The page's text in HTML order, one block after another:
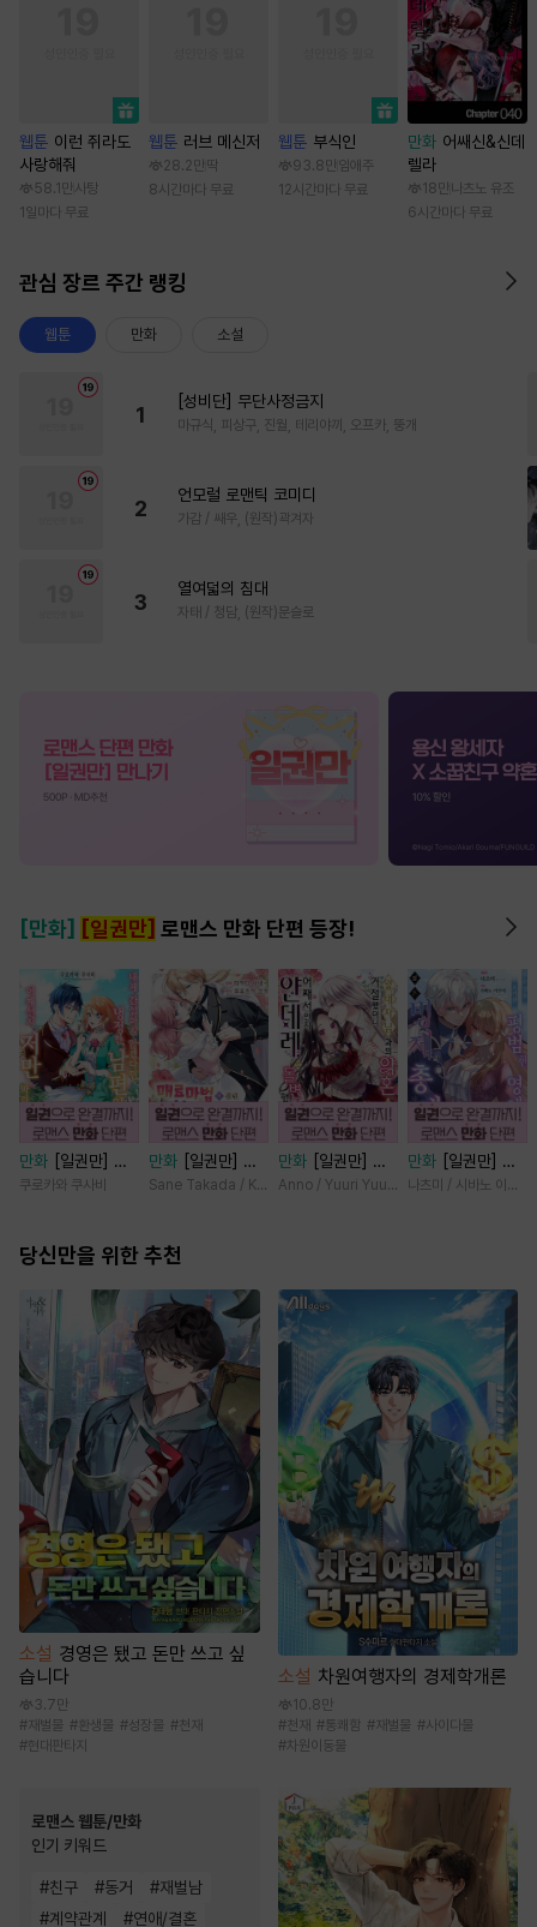
웹툰 이런 쥐라도
사랑해줘
58.1만 사탕
1일마다 무료
웹툰 러브 메신저
28.2만 딱
8시간마다 무료
웹툰 부식인
93.8만 임애주
12시간마다 무료
만화 어쌔신&신데
렐라
18만 나츠노 유조
6시간마다 무료
관심 장르 주간 랭킹
웹툰 만화 소설
1
[성비단] 무단사정금지
마규식, 피상구, 진월, 테리야끼, 오프카, 뚱개
2
언모럴 로맨틱 코미디
가감 / 쌔우, (원작)곽겨자
3
열여덟의 침대
자태 / 청담, (원작)문슬로
[만화] [일권만] 로맨스 만화 단편 등장!
만화
[일권만] 내
게 간섭하지 않겠
바라봅니다 [단행
쿠로카와 쿠사비
만화
[일권만] 매
료 마법에 걸린 척
사랑꾼이 되었습니
Sane Takada / Koki Fuyutsuki
만화
[일권만] 왕
태자님과의 약혼을
Anno / Yuuri Yuudachi
만화
[일권만] 모
든 것을 포기한 평
나츠미 / 시바노 이즈미
당신만을 위한 추천
소설 경영은 됐고 돈만 쓰고 싶
습니다
3.7만
# 재벌물 # 환생물 #성장물 #천재
#현대판타지
로맨스 웹툰/만화
인기 키워드
#친구 #동거 #재벌남
#계약관계 #연애/결혼
소설 차원여행자의 경제학개론
10.8만
#천재 #통쾌함 #재벌물 #사이다물
#차원이동물